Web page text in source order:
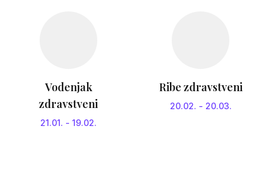
Vodenjak
zdravstveni
21.01. - 19.02.
Ribe zdravstveni
20.02. - 20.03.